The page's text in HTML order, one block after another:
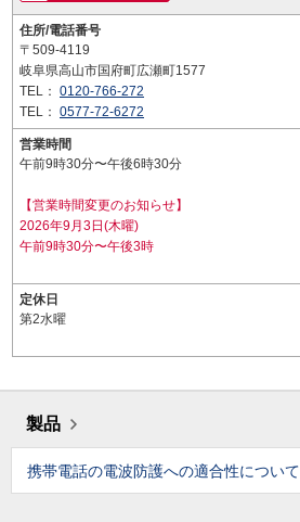
住所/電話番号
〒509-4119
岐阜県高山市国府町広瀬町1577
TEL： 0120-766-272
TEL： 0577-72-6272
営業時間
午前9時30分〜午後6時30分
【営業時間変更のお知らせ】
2026年9月3日(木曜)
午前9時30分〜午後3時
定休日
第2水曜
製品
携帯電話の電波防護への適合性について